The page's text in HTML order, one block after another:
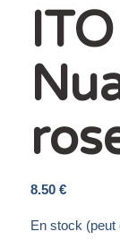
8.50 €
En stock